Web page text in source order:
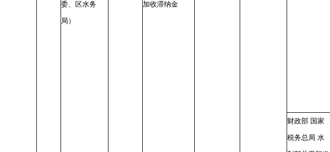
委、区水务
局）
加收滞纳金
财政部 国家
税务总局 水